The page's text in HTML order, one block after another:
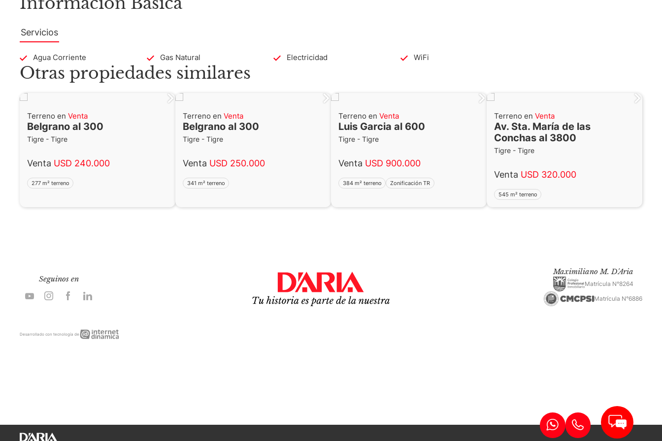
Servicios
Agua Corriente Gas Natural Electricidad WiFi
Otras propiedades similares
Terreno en Venta
Belgrano al 300
Tigre - Tigre
Venta USD 240.000
277 m² terreno
Terreno en Venta
Belgrano al 300
Tigre - Tigre
Venta USD 250.000
341 m² terreno
Terreno en Venta
Luis Garcia al 600
Tigre - Tigre
Venta USD 900.000
384 m² terreno Zonificación TR
Terreno en Venta
Av. Sta. María de las
Conchas al 3800
Tigre - Tigre
Venta USD 320.000
545 m² terreno
Seguinos en
Maximiliano M. D'Aria
Matrícula N°8264
Matrícula N°6886
Desarrollado con tecnología deInternet
Dinámica